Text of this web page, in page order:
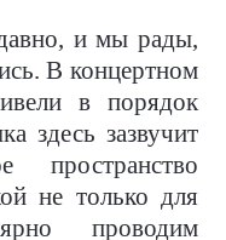
и мы рады,
В концертном
в порядок
здесь зазвучит
пространство
не только для
проводим